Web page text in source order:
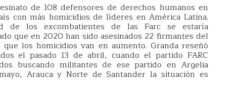
de 108 defensores de derechos humanos en
con más homicidios de líderes en América Latina.
de los excombatientes de las Farc se estaría
que en 2020 han sido asesinados 22 firmantes del
los homicidios van en aumento. Granda reseñó
el pasado 13 de abril, cuando el partido FARC
buscando militantes de ese partido en Argelia
Arauca y Norte de Santander la situación es